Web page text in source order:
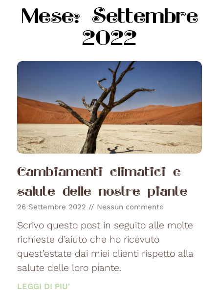
Mese: Settembre
2022
Cambiamenti climatici e
salute delle nostre piante
26 Settembre 2022 Nessun commento
Scrivo questo post in seguito alle molte
richieste d’aiuto che ho ricevuto
quest’estate dai miei clienti rispetto alla
salute delle loro piante.
LEGGI DI PIU'